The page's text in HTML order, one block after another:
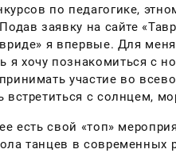
по педагогике,
заявку на сайте
я впервые. Для
я хочу познакомиться с
участие во
встретиться с солнцем,
есть свой «топ»
танцев в современных